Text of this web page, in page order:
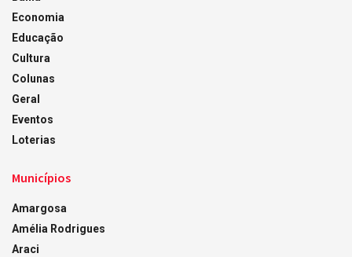
Economia
Educação
Cultura
Colunas
Geral
Eventos
Loterias
Municípios
Amargosa
Amélia Rodrigues
Araci